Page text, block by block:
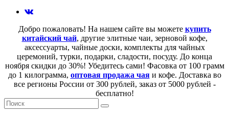
Добро пожаловать! На нашем сайте вы можете купить
китайский чай, другие элитные чаи, зерновой кофе,
аксессуарты, чайные доски, комплекты для чайных
церемоний, турки, подарки, сладости, посуду. До конца
ноября скидки до 30%! Убедитесь сами! Фасовка от 100 грамм
до 1 килограмма, оптовая продажа чаяи кофе. Доставка во
все регионы России от 300 рублей, заказ от 5000 рублей -
бесплатно!